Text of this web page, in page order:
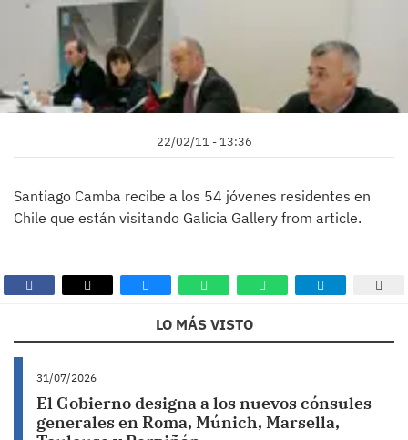
22/02/11 - 13:36
Santiago Camba recibe a los 54 jóvenes residentes en
Chile que están visitando Galicia Gallery from article.
LO MÁS VISTO
31/07/2026
El Gobierno designa a los nuevos cónsules
generales en Roma, Múnich, Marsella,